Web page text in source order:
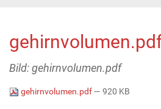
Bild: gehirnvolumen.pdf
gehirnvolumen.pdf— 920 KB